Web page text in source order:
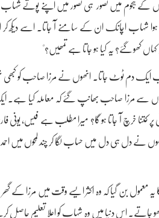
کے ہجوم میں تصور ہی تصور میں اپنے پوتے
ہوا شہاب اچانک ان کے سامنے آ جاتا۔ اسے دیکھ کر
کھو گئے؟ یہ کیا ہو جاتا ہے تمھیں؟"
ایک دم ٹوٹ جاتا۔ انھوں نے مرزا صاحب کو کبھی
سے مرزا صاحب بھانپ گئے کہ معاملہ کیا ہے۔
کتنا خرچ آ جاتا ہو گا؟ میرا مطلب ہے فیس، یونی
نے دل ہی دل میں حساب لگا کر چند لمحوں میں احمد
یہ معمول بن گیا کہ وہ اکثر ایسے وقت میں مرزا کے
کھو جاتے۔ اس دنیا میں وہ شہاب کو اعلا تعلیم حاصل